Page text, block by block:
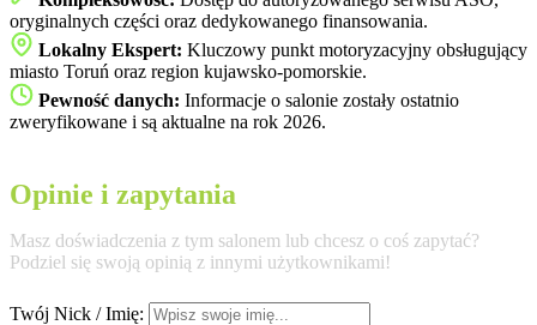
oryginalnych części oraz dedykowanego finansowania.
Lokalny Ekspert: Kluczowy punkt motoryzacyjny obsługujący
miasto Toruń oraz region kujawsko-pomorskie.
Pewność danych: Informacje o salonie zostały ostatnio
zweryfikowane i są aktualne na rok 2026.
Opinie i zapytania
Masz doświadczenia z tym salonem lub chcesz o coś zapytać?
Podziel się swoją opinią z innymi użytkownikami!
Twój Nick / Imię: